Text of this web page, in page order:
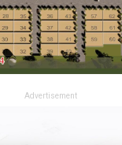
Advertisement